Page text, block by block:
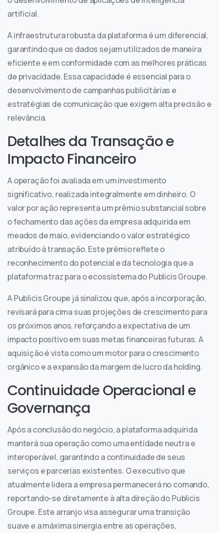
artificial.
A infraestrutura robusta da plataforma é um diferencial,
garantindo que os dados sejam utilizados de maneira
eficiente e em conformidade com as melhores práticas
de privacidade. Essa capacidade é essencial para o
desenvolvimento de campanhas publicitárias e
estratégias de comunicação que exigem alta precisão e
relevância.
Detalhes da Transação e
Impacto Financeiro
A operação foi avaliada em um investimento
significativo, realizada integralmente em dinheiro. O
valor por ação representa um prêmio substancial sobre
o fechamento das ações da empresa adquirida em
meados de maio, evidenciando o valor estratégico
atribuído à transação. Este prêmio reflete o
reconhecimento do potencial e da tecnologia que a
plataforma traz para o ecossistema do Publicis Groupe.
A Publicis Groupe já sinalizou que, após a incorporação,
revisará para cima suas projeções de crescimento para
os próximos anos, reforçando a expectativa de um
impacto positivo em suas metas financeiras futuras. A
aquisição é vista como um motor para o crescimento
orgânico e a expansão da margem de lucro da holding.
Continuidade Operacional e
Governança
Após a conclusão do negócio, a plataforma adquirida
manterá sua operação como uma entidade neutra e
interoperável, garantindo a continuidade de seus
serviços e parcerias existentes. O executivo que
atualmente lidera a empresa permanecerá no comando,
reportando-se diretamente à alta direção do Publicis
Groupe. Este arranjo visa assegurar uma transição
suave e a máxima sinergia entre as operações,